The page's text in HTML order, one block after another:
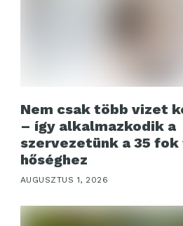
Nem csak több vizet
– így alkalmazkodik a
szervezetünk a 35
hőséghez
AUGUSZTUS 1, 2026